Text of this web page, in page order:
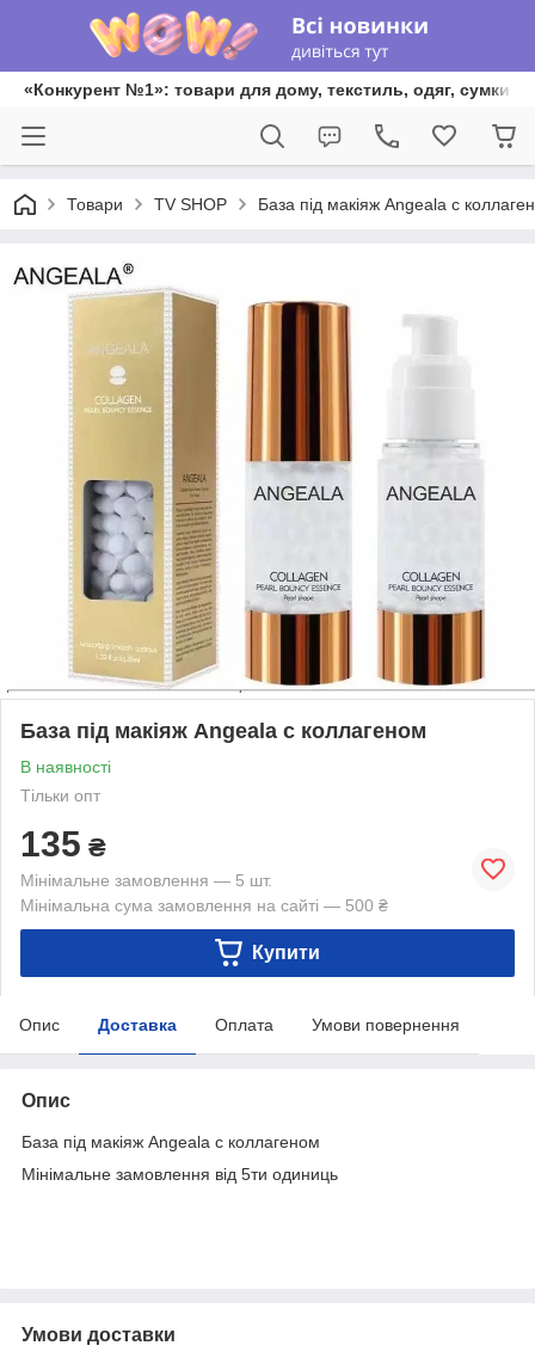
«Конкурент №1»: товари для дому, текстиль, одяг, сумки
Товари TV SHOP База під макіяж Angeala с
База під макіяж Angeala с коллагеном
В наявності
Тільки опт
135 ₴
Мінімальне замовлення — 5 шт.
Мінімальна сума замовлення на сайті — 500 ₴
Купити
Опис Доставка Оплата Умови повернення
Опис
База під макіяж Angeala с коллагеном
Мінімальне замовлення від 5ти одиниць
Умови доставки